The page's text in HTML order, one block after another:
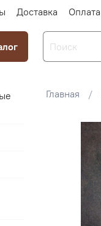
Доставка Оплата
Главная